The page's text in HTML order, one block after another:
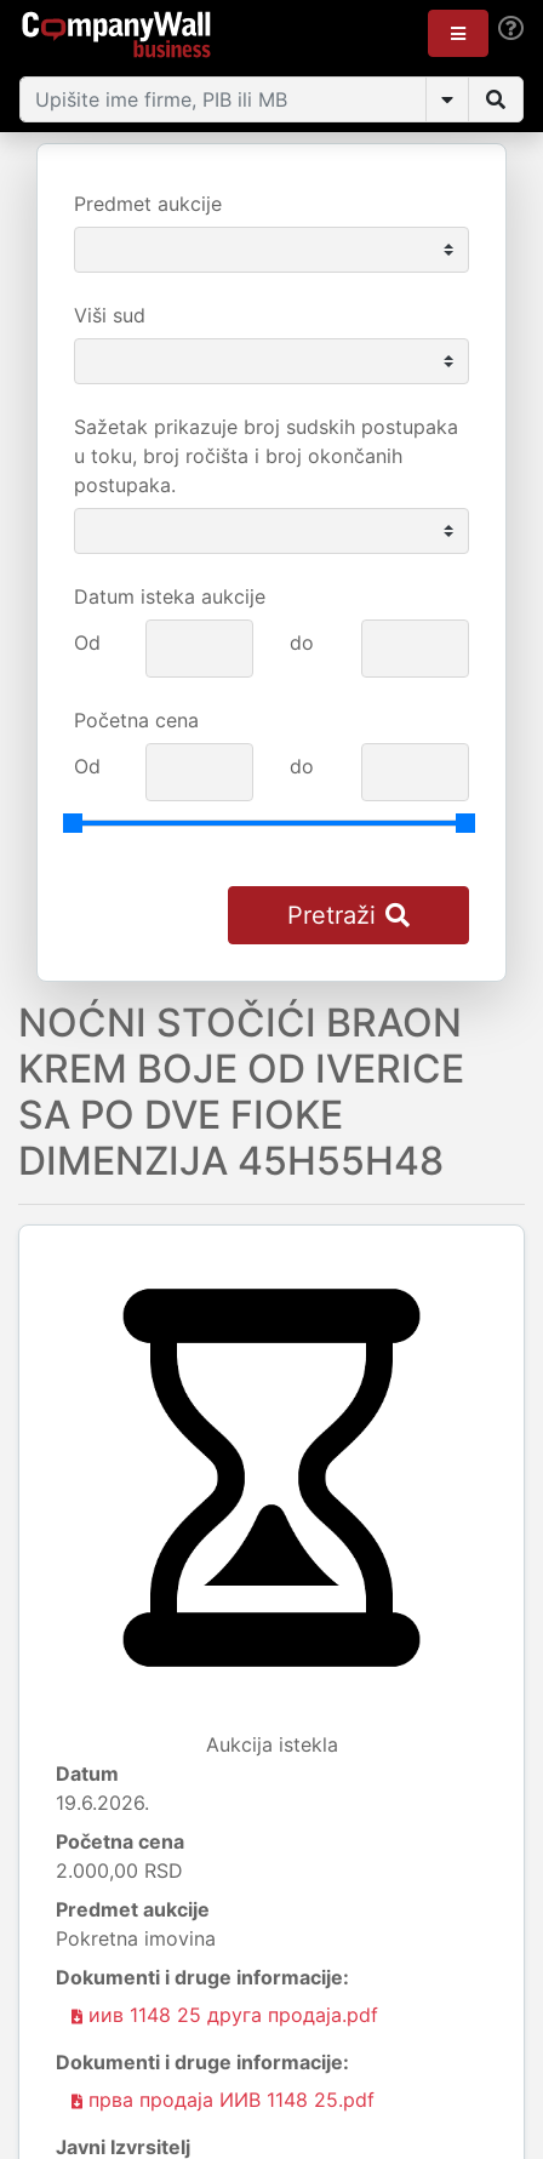
Predmet aukcije
Viši sud
Sažetak prikazuje broj sudskih postupaka
u toku, broj ročišta i broj okončanih
postupaka.
Datum isteka aukcije
Od
do
Početna cena
Od
do
Pretraži
NOĆNI STOČIĆI BRAON
KREM BOJE OD IVERICE
SA PO DVE FIOKE
DIMENZIJA 45H55H48
Aukcija istekla
Datum
19.6.2026.
Početna cena
2.000,00 RSD
Predmet aukcije
Pokretna imovina
Dokumenti i druge informacije:
иив 1148 25 друга продаја.pdf
Dokumenti i druge informacije:
прва продаја ИИВ 1148 25.pdf
Javni Izvrsitelj